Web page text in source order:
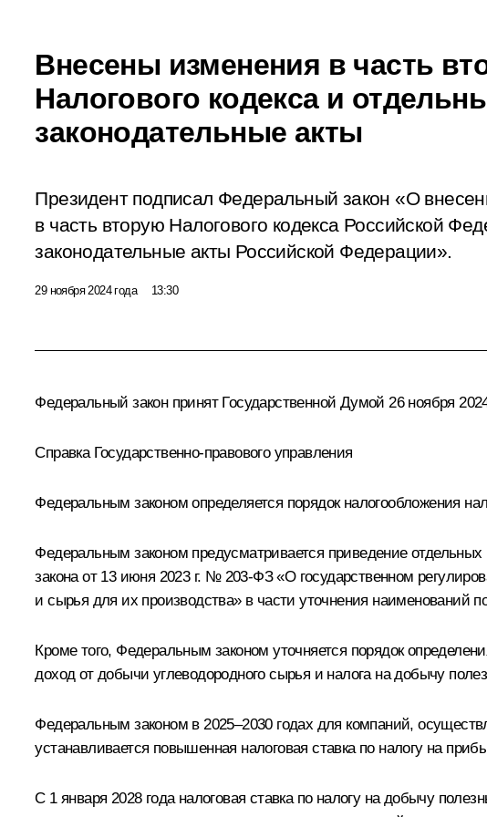
Внесены изменения в часть
Налогового кодекса и
законодательные акты
Президент подписал Федеральный закон «О
в часть вторую Налогового кодекса Российской
законодательные акты Российской Федерации».
29 ноября 2024 года 13:30
Федеральный закон принят Государственной Думой 26 ноября
Справка Государственно-правового управления
Федеральным законом определяется порядок налогообложения
Федеральным законом предусматривается приведение
закона от 13 июня 2023 г. № 203-ФЗ «О государственном
и сырья для их производства» в части уточнения наименований
Кроме того, Федеральным законом уточняется порядок
доход от добычи углеводородного сырья и налога на добычу
Федеральным законом в 2025–2030 годах для компаний,
устанавливается повышенная налоговая ставка по налогу на
C 1 января 2028 года налоговая ставка по налогу на добычу